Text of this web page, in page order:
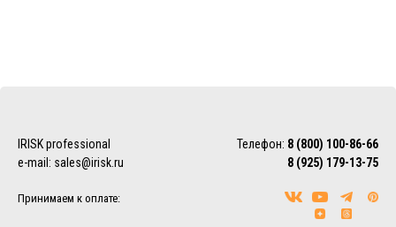
Доставка осуществляется по всему миру с помощью
службы EMS или Почты России.
Также можно воспользоваться услугами наиболее удобной
линии, Байкал-Сервис, DPD, ЖелДорЭкспедиция)
IRISK professional Телефон: 8 (800) 100-86-66
8 (925) 179-13-75
e-mail: sales@irisk.ru
Принимаем к оплате: